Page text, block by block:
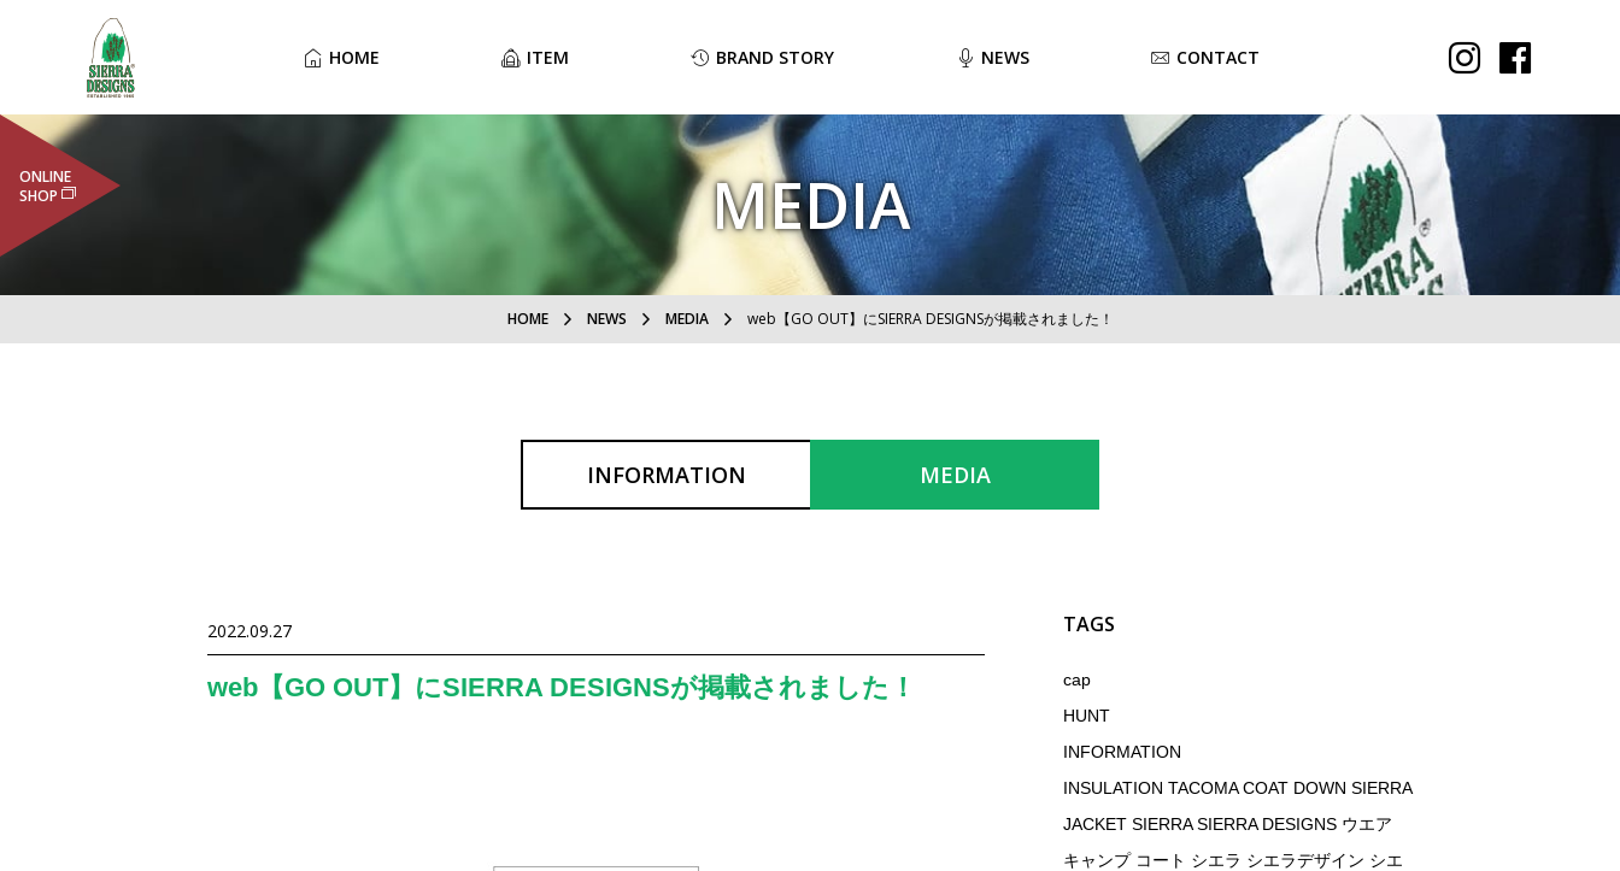
HOME ITEM BRAND STORY NEWS CONTACT
ONLINE
SHOP
MEDIA
HOME NEWS MEDIA web【GO OUT】にSIERRA DESIGNSが掲載されました！
INFORMATION MEDIA
2022.09.27
web【GO OUT】にSIERRA DESIGNSが掲載されました！
TAGS
cap
HUNT
INFORMATION
INSULATION TACOMA COAT DOWN SIERRA
JACKET SIERRA SIERRA DESIGNS ウエア
キャンプ コート シエラ シエラデザイン シエ